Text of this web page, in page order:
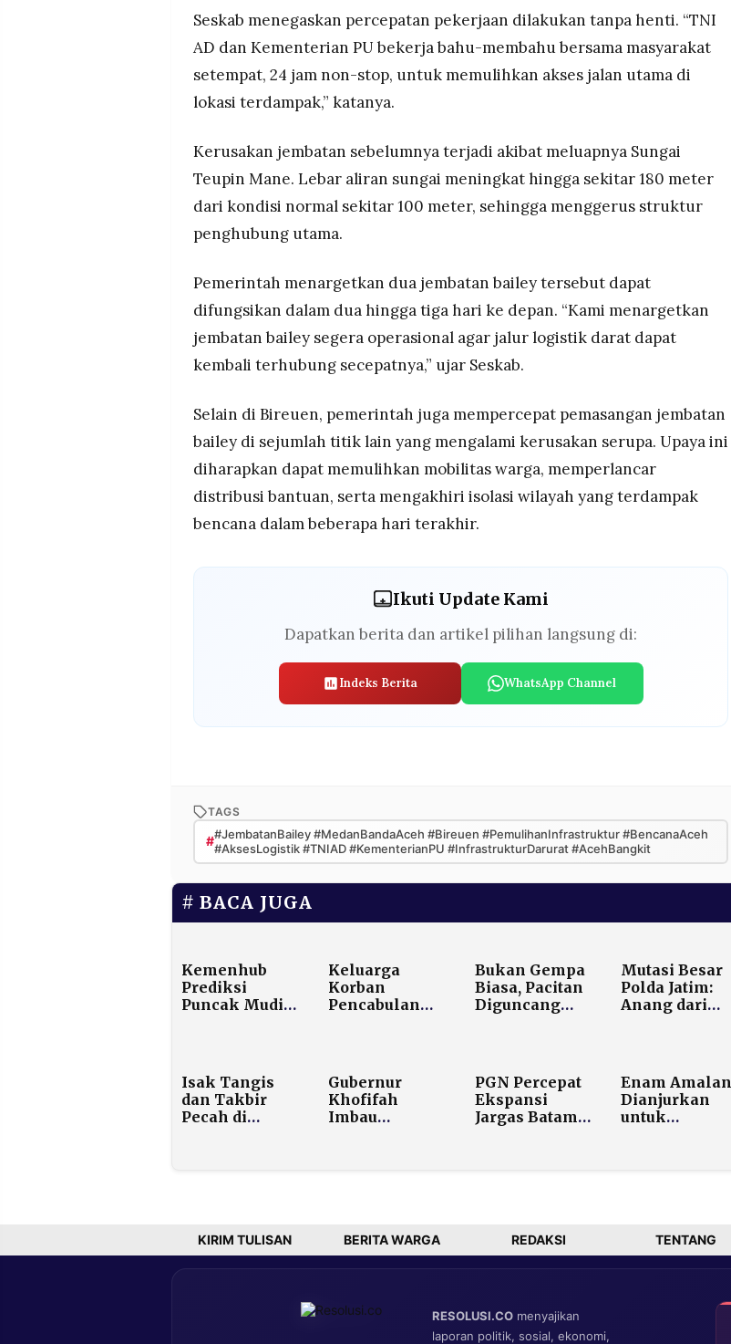
Seskab menegaskan percepatan pekerjaan dilakukan tanpa henti. “TNI
AD dan Kementerian PU bekerja bahu-membahu bersama masyarakat
setempat, 24 jam non-stop, untuk memulihkan akses jalan utama di
lokasi terdampak,” katanya.
Kerusakan jembatan sebelumnya terjadi akibat meluapnya Sungai
Teupin Mane. Lebar aliran sungai meningkat hingga sekitar 180 meter
dari kondisi normal sekitar 100 meter, sehingga menggerus struktur
penghubung utama.
Pemerintah menargetkan dua jembatan bailey tersebut dapat
difungsikan dalam dua hingga tiga hari ke depan. “Kami menargetkan
jembatan bailey segera operasional agar jalur logistik darat dapat
kembali terhubung secepatnya,” ujar Seskab.
Selain di Bireuen, pemerintah juga mempercepat pemasangan jembatan
bailey di sejumlah titik lain yang mengalami kerusakan serupa. Upaya ini
diharapkan dapat memulihkan mobilitas warga, memperlancar
distribusi bantuan, serta mengakhiri isolasi wilayah yang terdampak
bencana dalam beberapa hari terakhir.
Ikuti Update Kami
Dapatkan berita dan artikel pilihan langsung di:
Indeks Berita WhatsApp Channel
TAGS
##JembatanBailey #MedanBandaAceh #Bireuen #PemulihanInfrastruktur #BencanaAceh
#AksesLogistik #TNIAD #KementerianPU #InfrastrukturDarurat #AcehBangkit
BACA JUGA
Kemenhub
Prediksi
Puncak Mudik
Orang, Arus
Balik Tembus
20,81 Juta
Pemudik
Keluarga
Korban
Pencabulan
Tolak
Perdamaian
Bukan Gempa
Biasa, Pacitan
Diguncang
Mutasi Besar
Polda Jatim:
Anang dari
Wibowo
Gantikan
Hendro di
Bangkalan
Isak Tangis
dan Takbir
Pecah di
Gubernur
Khofifah
Imbau
Doa Bersama
PGN Percepat
Ekspansi
Jargas Batam
Enam Amalan
Dianjurkan
untuk
KIRIM TULISAN BERITA WARGA REDAKSI TENTANG
RESOLUSI.CO menyajikan
laporan politik, sosial, ekonomi,